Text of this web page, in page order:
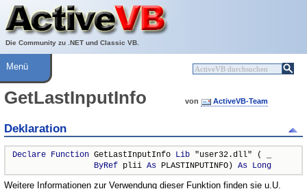
Die Community zu .NET und Classic VB.
Über ActiveVB
Hilfe
Menü
GetLastInputInfo von ActiveVB-Team
Deklaration
Declare Function GetLastInputInfo Lib "user32.dll" ( _
ByRef plii As PLASTINPUTINFO) As Long
Weitere Informationen zur Verwendung dieser Funktion finden sie u.U.